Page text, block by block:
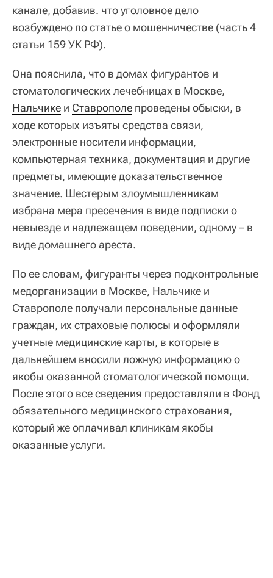
канале, добавив. что уголовное дело
возбуждено по статье о мошенничестве (часть 4
статьи 159 УК РФ).
Она пояснила, что в домах фигурантов и
стоматологических лечебницах в Москве,
Нальчике и Ставрополе проведены обыски, в
ходе которых изъяты средства связи,
электронные носители информации,
компьютерная техника, документация и другие
предметы, имеющие доказательственное
значение. Шестерым злоумышленникам
избрана мера пресечения в виде подписки о
невыезде и надлежащем поведении, одному – в
виде домашнего ареста.
По ее словам, фигуранты через подконтрольные
медорганизации в Москве, Нальчике и
Ставрополе получали персональные данные
граждан, их страховые полюсы и оформляли
учетные медицинские карты, в которые в
дальнейшем вносили ложную информацию о
якобы оказанной стоматологической помощи.
После этого все сведения предоставляли в Фонд
обязательного медицинского страхования,
который же оплачивал клиникам якобы
оказанные услуги.